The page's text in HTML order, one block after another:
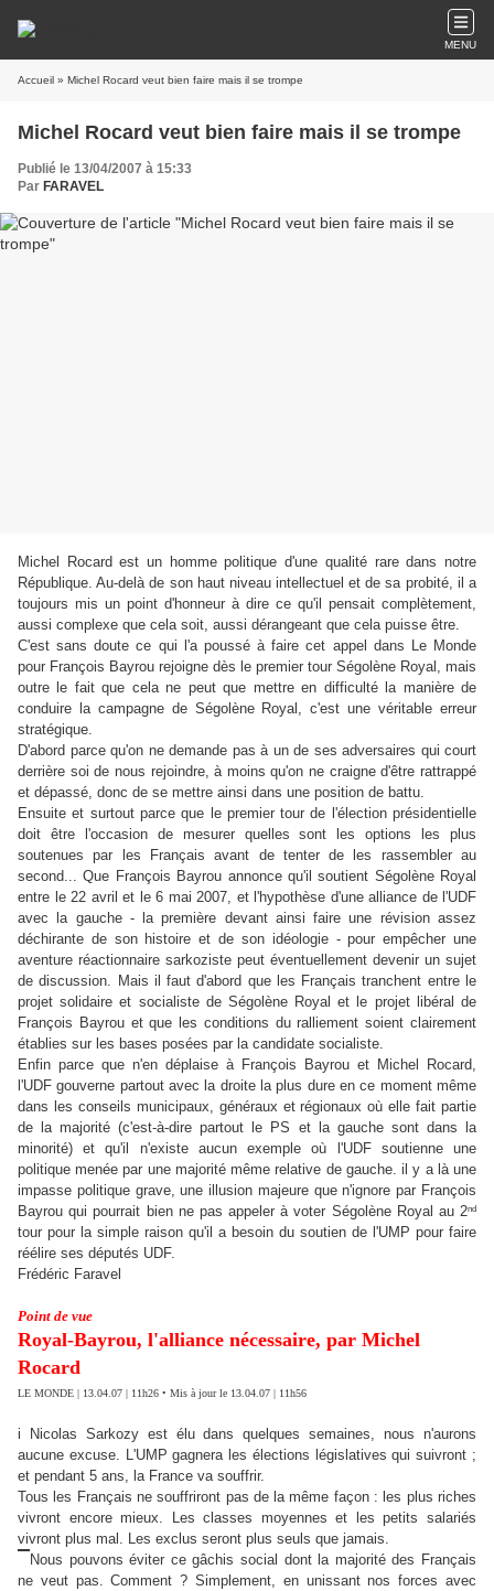
MENU
Accueil » Michel Rocard veut bien faire mais il se trompe
Michel Rocard veut bien faire mais il se trompe
Publié le 13/04/2007 à 15:33
Par FARAVEL
Michel Rocard est un homme politique d'une qualité rare dans notre
République. Au-delà de son haut niveau intellectuel et de sa probité, il a
toujours mis un point d'honneur à dire ce qu'il pensait complètement,
aussi complexe que cela soit, aussi dérangeant que cela puisse être.
C'est sans doute ce qui l'a poussé à faire cet appel dans Le Monde
pour François Bayrou rejoigne dès le premier tour Ségolène Royal, mais
outre le fait que cela ne peut que mettre en difficulté la manière de
conduire la campagne de Ségolène Royal, c'est une véritable erreur
stratégique.
D'abord parce qu'on ne demande pas à un de ses adversaires qui court
derrière soi de nous rejoindre, à moins qu'on ne craigne d'être rattrappé
et dépassé, donc de se mettre ainsi dans une position de battu.
Ensuite et surtout parce que le premier tour de l'élection présidentielle
doit être l'occasion de mesurer quelles sont les options les plus
soutenues par les Français avant de tenter de les rassembler au
second... Que François Bayrou annonce qu'il soutient Ségolène Royal
entre le 22 avril et le 6 mai 2007, et l'hypothèse d'une alliance de l'UDF
avec la gauche - la première devant ainsi faire une révision assez
déchirante de son histoire et de son idéologie - pour empêcher une
aventure réactionnaire sarkoziste peut éventuellement devenir un sujet
de discussion. Mais il faut d'abord que les Français tranchent entre le
projet solidaire et socialiste de Ségolène Royal et le projet libéral de
François Bayrou et que les conditions du ralliement soient clairement
établies sur les bases posées par la candidate socialiste.
Enfin parce que n'en déplaise à François Bayrou et Michel Rocard,
l'UDF gouverne partout avec la droite la plus dure en ce moment même
dans les conseils municipaux, généraux et régionaux où elle fait partie
de la majorité (c'est-à-dire partout le PS et la gauche sont dans la
minorité) et qu'il n'existe aucun exemple où l'UDF soutienne une
politique menée par une majorité même relative de gauche. il y a là une
impasse politique grave, une illusion majeure que n'ignore par François
Bayrou qui pourrait bien ne pas appeler à voter Ségolène Royal au 2nd
tour pour la simple raison qu'il a besoin du soutien de l'UMP pour faire
réélire ses députés UDF.
Frédéric Faravel
Point de vue
Royal-Bayrou, l'alliance nécessaire, par Michel
Rocard
LE MONDE | 13.04.07 | 11h26 • Mis à jour le 13.04.07 | 11h56
i Nicolas Sarkozy est élu dans quelques semaines, nous n'aurons
aucune excuse. L'UMP gagnera les élections législatives qui suivront ;
et pendant 5 ans, la France va souffrir.
Tous les Français ne souffriront pas de la même façon : les plus riches
vivront encore mieux. Les classes moyennes et les petits salariés
vivront plus mal. Les exclus seront plus seuls que jamais.
Nous pouvons éviter ce gâchis social dont la majorité des Français
ne veut pas. Comment ? Simplement, en unissant nos forces avec